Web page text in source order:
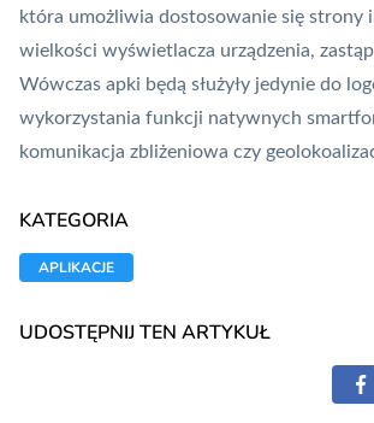
która umożliwia dostosowanie się strony
wielkości wyświetlacza urządzenia,
Wówczas apki będą służyły jedynie do
wykorzystania funkcji natywnych
komunikacja zbliżeniowa czy
KATEGORIA
APLIKACJE
UDOSTĘPNIJ TEN ARTYKUŁ